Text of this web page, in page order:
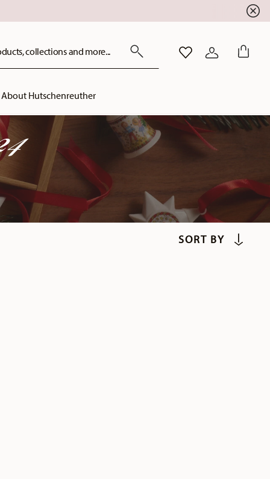
collections and more... WISHLISTLOGIN
About Hutschenreuther